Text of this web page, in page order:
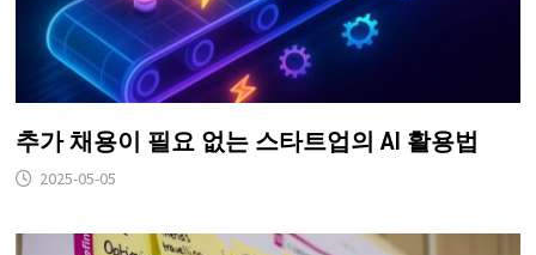
추가 채용이 필요 없는 스타트업의 AI 활용법
2025-05-05